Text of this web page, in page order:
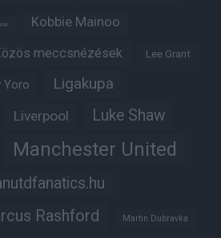
Kobbie Mainoo
meccsnézések Lee Grant
Yoro Ligakupa
Liverpool Luke Shaw
Manchester United
Rashford Martin Dubravka